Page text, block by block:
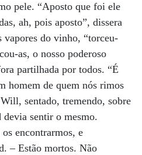
pele. “Aposto que foi ele
ah, pois aposto”, dissera
vapores do vinho, “torceu-
as, o nosso poderoso
partilhada por todos. “É
homem de quem nós rimos
sentado, tremendo, sobre
devia sentir o mesmo.
encontrarmos, e
– Estão mortos. Não